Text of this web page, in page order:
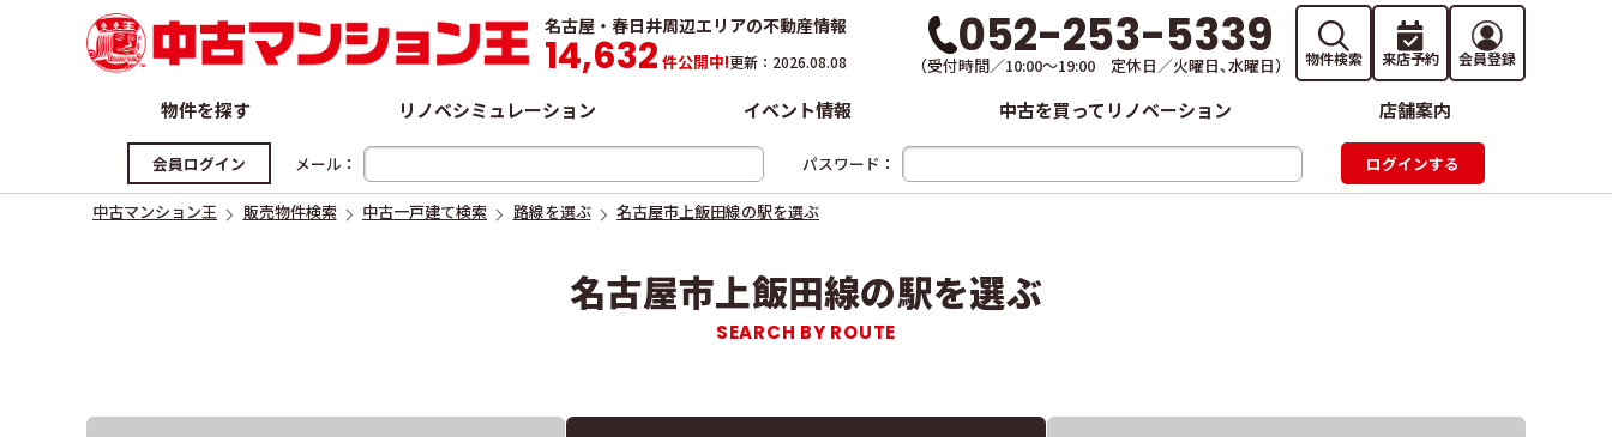
名古屋・春日井周辺エリアの不動産情報
14,632 件公開中!更新：2026.08.08 052-253-5339
（受付時間／10:00～19:00 定休日／火曜日、水曜日） 物件検索 来店予約 会員登録
物件を探す リノベシミュレーション イベント情報 中古を買ってリノベーション 店舗案内
会員ログイン メール： パスワード：
中古マンション王 販売物件検索 中古一戸建て検索 路線を選ぶ 名古屋市上飯田線の駅を選ぶ
名古屋市上飯田線の駅を選ぶ